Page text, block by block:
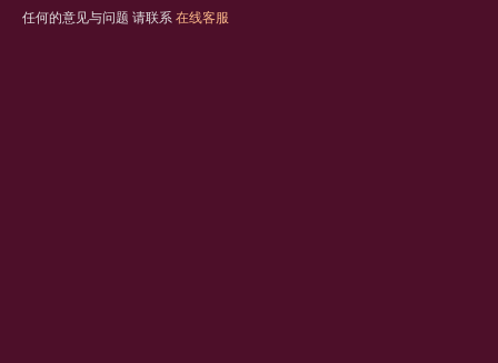
任何的意见与问题 请联系 在线客服